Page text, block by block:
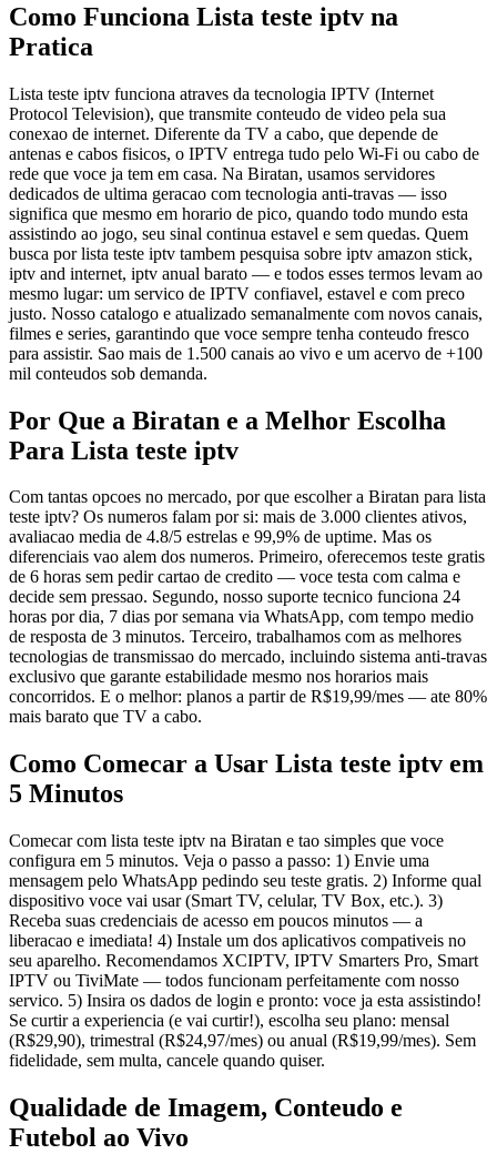
Como Funciona Lista teste iptv na
Pratica
Lista teste iptv funciona atraves da tecnologia IPTV (Internet
Protocol Television), que transmite conteudo de video pela sua
conexao de internet. Diferente da TV a cabo, que depende de
antenas e cabos fisicos, o IPTV entrega tudo pelo Wi-Fi ou cabo de
rede que voce ja tem em casa. Na Biratan, usamos servidores
dedicados de ultima geracao com tecnologia anti-travas — isso
significa que mesmo em horario de pico, quando todo mundo esta
assistindo ao jogo, seu sinal continua estavel e sem quedas. Quem
busca por lista teste iptv tambem pesquisa sobre iptv amazon stick,
iptv and internet, iptv anual barato — e todos esses termos levam ao
mesmo lugar: um servico de IPTV confiavel, estavel e com preco
justo. Nosso catalogo e atualizado semanalmente com novos canais,
filmes e series, garantindo que voce sempre tenha conteudo fresco
para assistir. Sao mais de 1.500 canais ao vivo e um acervo de +100
mil conteudos sob demanda.
Por Que a Biratan e a Melhor Escolha
Para Lista teste iptv
Com tantas opcoes no mercado, por que escolher a Biratan para lista
teste iptv? Os numeros falam por si: mais de 3.000 clientes ativos,
avaliacao media de 4.8/5 estrelas e 99,9% de uptime. Mas os
diferenciais vao alem dos numeros. Primeiro, oferecemos teste gratis
de 6 horas sem pedir cartao de credito — voce testa com calma e
decide sem pressao. Segundo, nosso suporte tecnico funciona 24
horas por dia, 7 dias por semana via WhatsApp, com tempo medio
de resposta de 3 minutos. Terceiro, trabalhamos com as melhores
tecnologias de transmissao do mercado, incluindo sistema anti-travas
exclusivo que garante estabilidade mesmo nos horarios mais
concorridos. E o melhor: planos a partir de R$19,99/mes — ate 80%
mais barato que TV a cabo.
Como Comecar a Usar Lista teste iptv em
5 Minutos
Comecar com lista teste iptv na Biratan e tao simples que voce
configura em 5 minutos. Veja o passo a passo: 1) Envie uma
mensagem pelo WhatsApp pedindo seu teste gratis. 2) Informe qual
dispositivo voce vai usar (Smart TV, celular, TV Box, etc.). 3)
Receba suas credenciais de acesso em poucos minutos — a
liberacao e imediata! 4) Instale um dos aplicativos compativeis no
seu aparelho. Recomendamos XCIPTV, IPTV Smarters Pro, Smart
IPTV ou TiviMate — todos funcionam perfeitamente com nosso
servico. 5) Insira os dados de login e pronto: voce ja esta assistindo!
Se curtir a experiencia (e vai curtir!), escolha seu plano: mensal
(R$29,90), trimestral (R$24,97/mes) ou anual (R$19,99/mes). Sem
fidelidade, sem multa, cancele quando quiser.
Qualidade de Imagem, Conteudo e
Futebol ao Vivo